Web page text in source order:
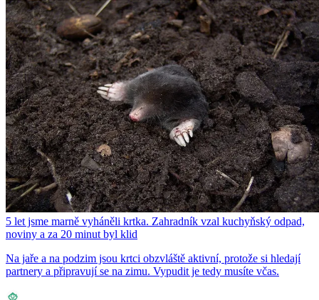
5 let jsme marně vyháněli krtka. Zahradník vzal kuchyňský odpad,
noviny a za 20 minut byl klid
Na jaře a na podzim jsou krtci obzvláště aktivní, protože si hledají
partnery a připravují se na zimu. Vypudit je tedy musíte včas.